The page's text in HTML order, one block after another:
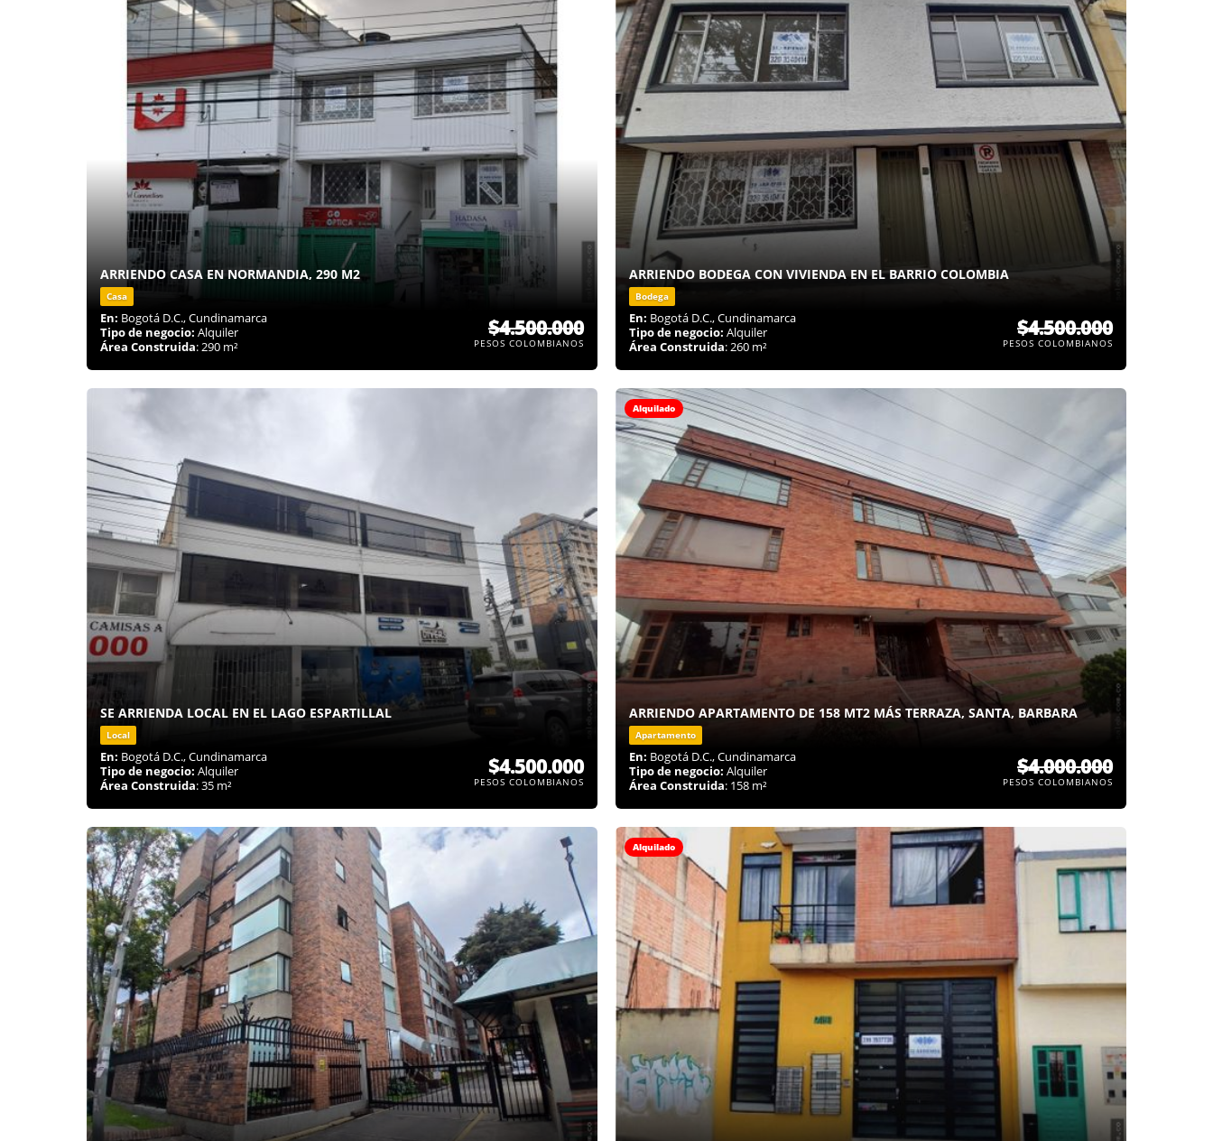
ARRIENDO CASA EN NORMANDIA, 290 M2
Casa
En: Bogotá D.C., Cundinamarca
Tipo de negocio: Alquiler
Área Construida: 290 m²
$4.500.000
PESOS COLOMBIANOS
ARRIENDO BODEGA CON VIVIENDA EN EL BARRIO COLOMBIA
Bodega
En: Bogotá D.C., Cundinamarca
Tipo de negocio: Alquiler
Área Construida: 260 m²
$4.500.000
PESOS COLOMBIANOS
SE ARRIENDA LOCAL EN EL LAGO ESPARTILLAL
Local
En: Bogotá D.C., Cundinamarca
Tipo de negocio: Alquiler
Área Construida: 35 m²
$4.500.000
PESOS COLOMBIANOS
Alquilado
ARRIENDO APARTAMENTO DE 158 MT2 MÁS TERRAZA, SANTA, BARBARA
Apartamento
En: Bogotá D.C., Cundinamarca
Tipo de negocio: Alquiler
Área Construida: 158 m²
$4.000.000
PESOS COLOMBIANOS
Alquilado